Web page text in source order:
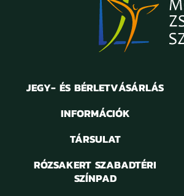
JEGY- ÉS BÉRLETVÁSÁRLÁS
INFORMÁCIÓK
TÁRSULAT
RÓZSAKERT SZABADTÉRI
SZÍNPAD